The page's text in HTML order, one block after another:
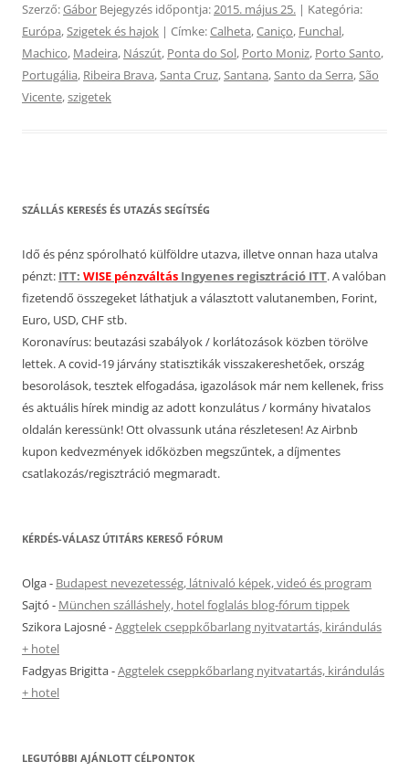
Szerző:Gábor Bejegyzés időpontja:2015. május 25. | Kategória:
Európa,Szigetek és hajok | Címke:Calheta,Caniço, Funchal,
Machico, Madeira, Nászút, Ponta do Sol, Porto Moniz, Porto Santo,
Portugália, Ribeira Brava,Santa Cruz,Santana,Santo da Serra,São
Vicente,szigetek
SZÁLLÁS KERESÉS ÉS UTAZÁS SEGÍTSÉG
Idő és pénz spórolható külföldre utazva, illetve onnan haza utalva
pénzt: ITT: WISE pénzváltás Ingyenes regisztráció ITT. A valóban
fizetendő összegeket láthatjuk a választott valutanemben, Forint,
Euro, USD, CHF stb.
Koronavírus: beutazási szabályok / korlátozások közben törölve
lettek. A covid-19 járvány statisztikák visszakereshetőek, ország
besorolások, tesztek elfogadása, igazolások már nem kellenek, friss
és aktuális hírek mindig az adott konzulátus / kormány hivatalos
oldalán keressünk! Ott olvassunk utána részletesen! Az Airbnb
kupon kedvezmények időközben megszűntek, a díjmentes
csatlakozás/regisztráció megmaradt.
KÉRDÉS-VÁLASZ ÚTITÁRS KERESŐ FÓRUM
Olga- Budapest nevezetesség, látnivaló képek, videó és program
Sajtó - München szálláshely, hotel foglalás blog-fórum tippek
Szikora Lajosné-Aggtelek cseppkőbarlang nyitvatartás, kirándulás
+ hotel
Fadgyas Brigitta-Aggtelek cseppkőbarlang nyitvatartás, kirándulás
+ hotel
LEGUTÓBBI AJÁNLOTT CÉLPONTOK